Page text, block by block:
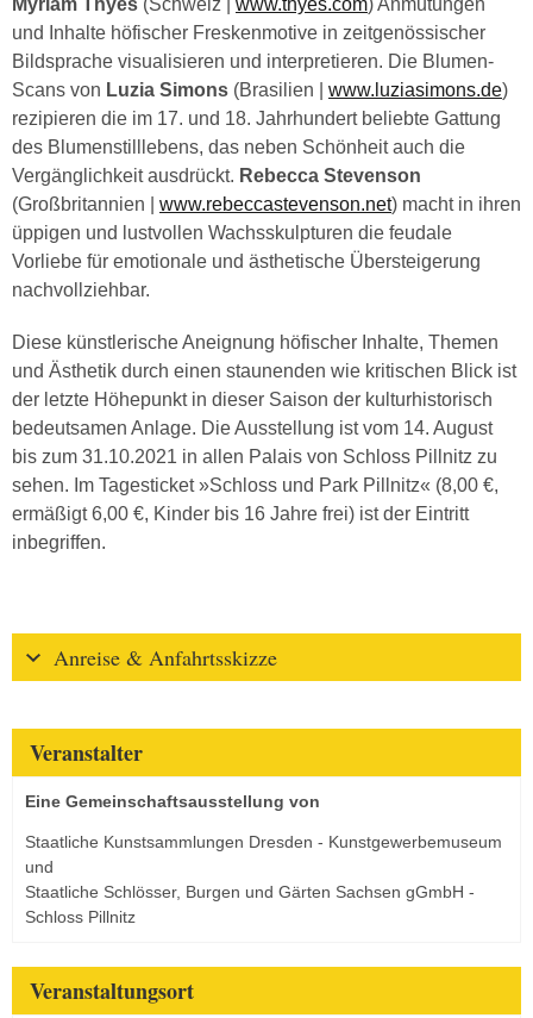
Myriam Thyes (Schweiz | www.thyes.com) Anmutungen
und Inhalte höfischer Freskenmotive in zeitgenössischer
Bildsprache visualisieren und interpretieren. Die Blumen-
Scans von Luzia Simons (Brasilien | www.luziasimons.de)
rezipieren die im 17. und 18. Jahrhundert beliebte Gattung
des Blumenstilllebens, das neben Schönheit auch die
Vergänglichkeit ausdrückt. Rebecca Stevenson
(Großbritannien | www.rebeccastevenson.net) macht in ihren
üppigen und lustvollen Wachsskulpturen die feudale
Vorliebe für emotionale und ästhetische Übersteigerung
nachvollziehbar.
Diese künstlerische Aneignung höfischer Inhalte, Themen
und Ästhetik durch einen staunenden wie kritischen Blick ist
der letzte Höhepunkt in dieser Saison der kulturhistorisch
bedeutsamen Anlage. Die Ausstellung ist vom 14. August
bis zum 31.10.2021 in allen Palais von Schloss Pillnitz zu
sehen. Im Tagesticket »Schloss und Park Pillnitz« (8,00 €,
ermäßigt 6,00 €, Kinder bis 16 Jahre frei) ist der Eintritt
inbegriffen.
Anreise & Anfahrtsskizze
Veranstalter
Eine Gemeinschaftsausstellung von
Staatliche Kunstsammlungen Dresden - Kunstgewerbemuseum
und
Staatliche Schlösser, Burgen und Gärten Sachsen gGmbH -
Schloss Pillnitz
Veranstaltungsort